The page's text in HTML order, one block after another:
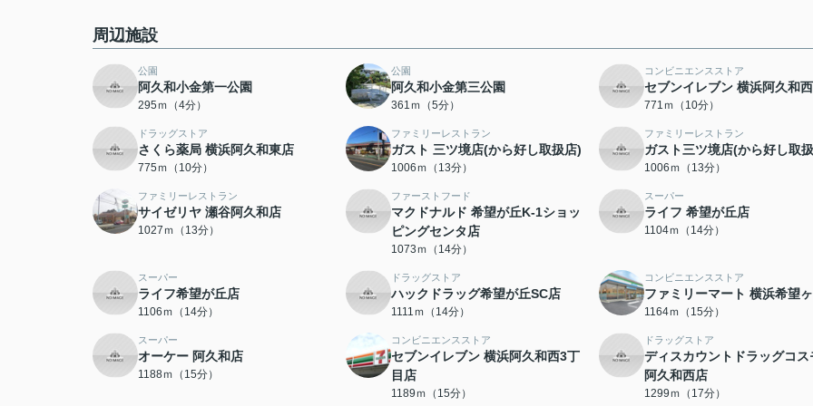
周辺施設
公園
阿久和小金第一公園
295ｍ（4分）
公園
阿久和小金第三公園
361ｍ（5分）
コンビニエンスストア
セブンイレブン 横浜阿久和
771ｍ（10分）
ドラッグストア
さくら薬局 横浜阿久和東店
775ｍ（10分）
ファミリーレストラン
ガスト 三ツ境店(から好し取扱店)
1006ｍ（13分）
ファミリーレストラン
ガスト三ツ境店(から好し取
1006ｍ（13分）
ファミリーレストラン
サイゼリヤ 瀬谷阿久和店
1027ｍ（13分）
ファーストフード
マクドナルド 希望が丘K-1ショッ
ピングセンタ店
1073ｍ（14分）
スーパー
ライフ 希望が丘店
1104ｍ（14分）
スーパー
ライフ希望が丘店
1106ｍ（14分）
ドラッグストア
ハックドラッグ希望が丘SC店
1111ｍ（14分）
コンビニエンスストア
ファミリーマート 横浜希望
1164ｍ（15分）
スーパー
オーケー 阿久和店
1188ｍ（15分）
コンビニエンスストア
セブンイレブン 横浜阿久和西3丁
目店
1189ｍ（15分）
ドラッグストア
ディスカウントドラッグコス
阿久和西店
1299ｍ（17分）